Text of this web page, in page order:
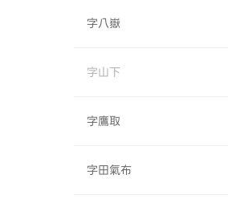
字八嶽
字山下
字鷹取
字田氣布